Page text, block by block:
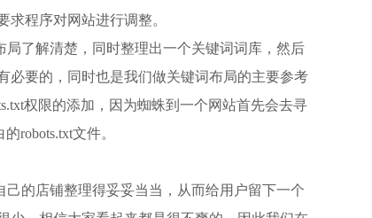
程序对网站进行调整。
了解清楚，同时整理出一个关键词词库，然后
必要的，同时也是我们做关键词布局的主要参考
权限的添加，因为蜘蛛到一个网站首先会去寻
robots.txt文件。
的店铺整理得妥妥当当，从而给用户留下一个